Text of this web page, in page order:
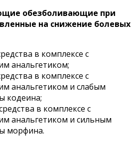
обезболивающие при
на снижение болевых
в комплексе с
анальгетиком;
в комплексе с
анальгетиком и слабым
кодеина;
в комплексе с
анальгетиком и сильным
морфина.